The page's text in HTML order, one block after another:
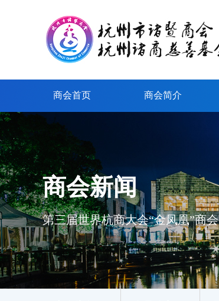
商会首页 商会简介
商会新闻
第三届世界杭商大会“金凤凰”商会